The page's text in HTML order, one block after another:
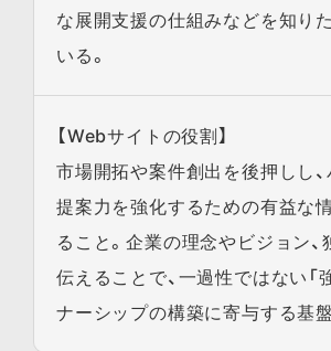
な展開支援の仕組みなどを知り
いる。
【Webサイトの役割】
市場開拓や案件創出を後押しし
提案力を強化するための有益な
ること。企業の理念やビジョン、
伝えることで、一過性ではない「
ナーシップの構築に寄与する基盤